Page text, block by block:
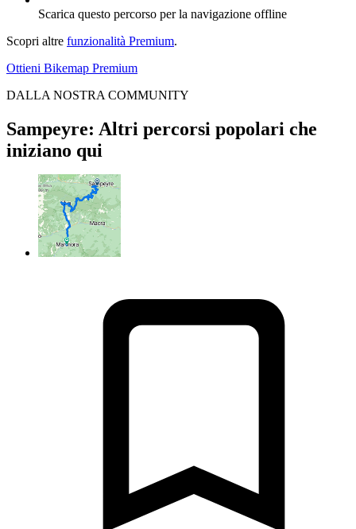
Scarica questo percorso per la navigazione offline
Scopri altre funzionalità Premium.
Ottieni Bikemap Premium
DALLA NOSTRA COMMUNITY
Sampeyre: Altri percorsi popolari che
iniziano qui